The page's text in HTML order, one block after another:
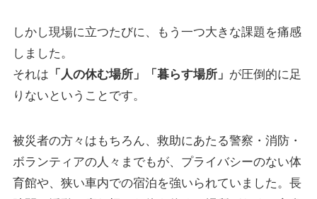
しかし現場に立つたびに、もう一つ大きな課題を痛感
しました。
それは 「人の休む場所」「暮らす場所」 が圧倒的に足
りないということです。
被災者の方々はもちろん、救助にあたる警察・消防・
ボランティアの人々までもが、プライバシーのない体
育館や、狭い車内での宿泊を強いられていました。長